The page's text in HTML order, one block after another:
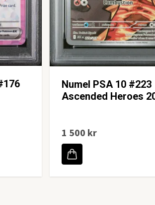
Numel PSA 10 #223
Ascended Heroes
1 500 kr